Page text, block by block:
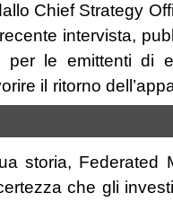
Chief Strategy
intervista,
per le emittenti di
il ritorno
storia, Federated
che gli